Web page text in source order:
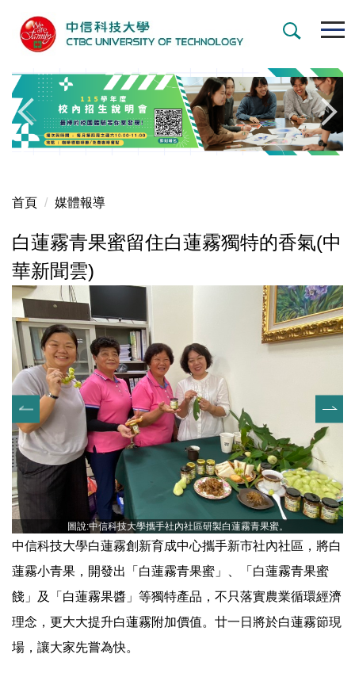
內
容
區
首頁 媒體報導
白蓮霧青果蜜留住白蓮霧獨特的香氣(中
華新聞雲)
圖說:中信科技大學攜手社內社區研製白蓮霧青果蜜。
中信科技大學白蓮霧創新育成中心攜手新市社內社區，將白
蓮霧小青果，開發出「白蓮霧青果蜜」、「白蓮霧青果蜜
餞」及「白蓮霧果醬」等獨特產品，不只落實農業循環經濟
理念，更大大提升白蓮霧附加價值。廿一日將於白蓮霧節現
場，讓大家先嘗為快。